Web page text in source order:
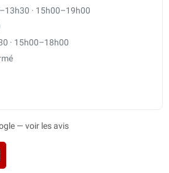
· 15h00–19h00
· 15h00–18h00
— voir les avis